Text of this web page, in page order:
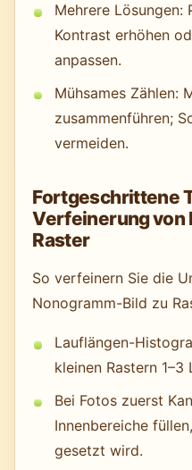
Mehrere Lösungen:
Kontrast erhöhen
anpassen.
Mühsames Zählen:
zusammenführen;
vermeiden.
Fortgeschrittene
Verfeinerung von
Raster
So verfeinern Sie die
Nonogramm-Bild zu
Lauflängen-
kleinen Rastern
Bei Fotos zuerst
Innenbereiche
gesetzt wird.